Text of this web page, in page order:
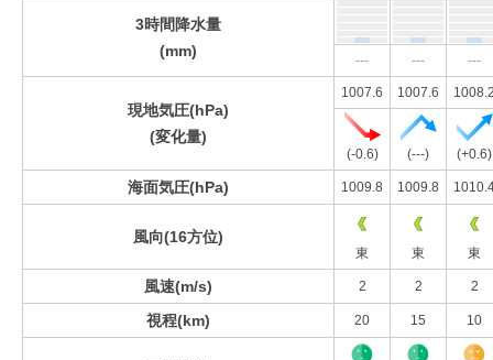
3時間降水量
(mm)
--- --- ---
現地気圧(hPa)
(変化量)
1007.6 1007.6
(-0.6) (---) (+0.6)
海面気圧(hPa) 1009.8 1009.8
風向(16方位)
東 東 東
風速(m/s) 2 2 2
視程(km) 20 15 10